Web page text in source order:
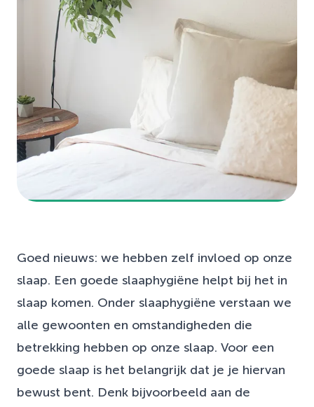
Goed nieuws: we hebben zelf invloed op onze
slaap. Een goede slaaphygiëne helpt bij het in
slaap komen. Onder slaaphygiëne verstaan we
alle gewoonten en omstandigheden die
betrekking hebben op onze slaap. Voor een
goede slaap is het belangrijk dat je je hiervan
bewust bent. Denk bijvoorbeeld aan de